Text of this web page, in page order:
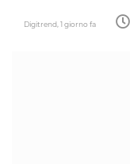
Digitrend,1 giorno fa